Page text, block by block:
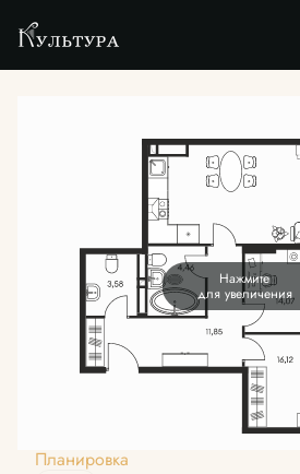
3-комнатная
Нажмите
для увеличения
Планировка